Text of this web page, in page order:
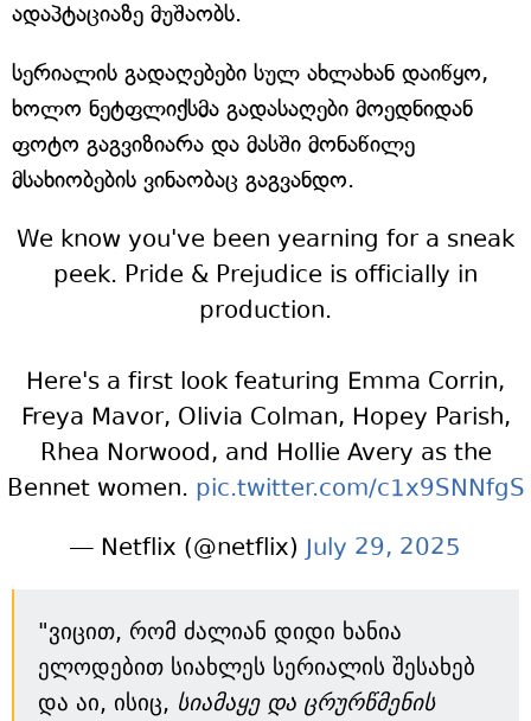
ადაპტაციაზე მუშაობს.
სერიალის გადაღებები სულ ახლახან დაიწყო,
ხოლო ნეტფლიქსმა გადასაღები მოედნიდან
ფოტო გაგვიზიარა და მასში მონაწილე
მსახიობების ვინაობაც გაგვანდო.
We know you've been yearning for a sneak
peek. Pride & Prejudice is officially in
production.
Here's a first look featuring Emma Corrin,
Freya Mavor, Olivia Colman, Hopey Parish,
Rhea Norwood, and Hollie Avery as the
Bennet women. pic.twitter.com/c1x9SNNfgS
— Netflix (@netflix) July 29, 2025
"ვიცით, რომ ძალიან დიდი ხანია
ელოდებით სიახლეს სერიალის შესახებ
და აი, ისიც, სიამაყე და ცრურწმენის